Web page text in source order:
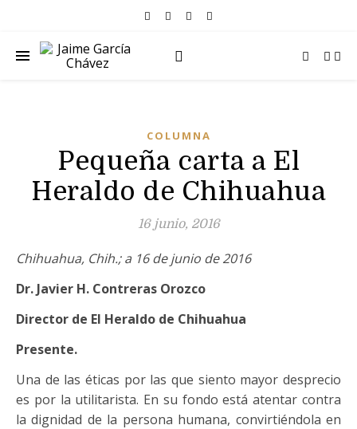
COLUMNA
Pequeña carta a El
Heraldo de Chihuahua
16 junio, 2016
Chihuahua, Chih.; a 16 de junio de 2016
Dr. Javier H. Contreras Orozco
Director de El Heraldo de Chihuahua
Presente.
Una de las éticas por las que siento mayor desprecio
es por la utilitarista. En su fondo está atentar contra
la dignidad de la persona humana, convirtiéndola en